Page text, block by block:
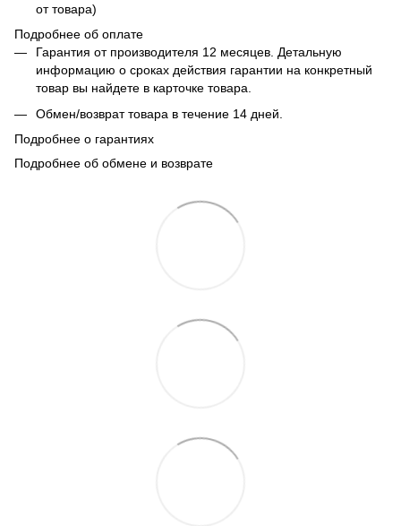
от товара)
Подробнее об оплате
Гарантия от производителя 12 месяцев. Детальную
информацию о сроках действия гарантии на конкретный
товар вы найдете в карточке товара.
Обмен/возврат товара в течение 14 дней.
Подробнее о гарантиях
Подробнее об обмене и возврате